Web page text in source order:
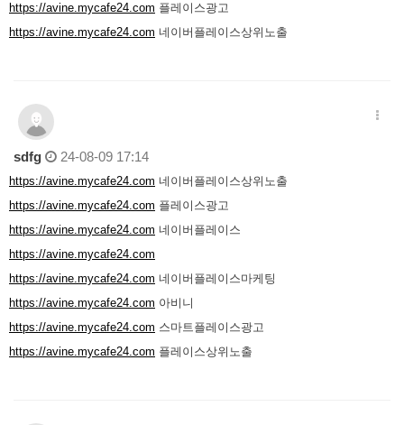
https://avine.mycafe24.com 플레이스광고
https://avine.mycafe24.com 네이버플레이스상위노출
sdfg 24-08-09 17:14
https://avine.mycafe24.com 네이버플레이스상위노출
https://avine.mycafe24.com 플레이스광고
https://avine.mycafe24.com 네이버플레이스
https://avine.mycafe24.com
https://avine.mycafe24.com 네이버플레이스마케팅
https://avine.mycafe24.com 아비니
https://avine.mycafe24.com 스마트플레이스광고
https://avine.mycafe24.com 플레이스상위노출